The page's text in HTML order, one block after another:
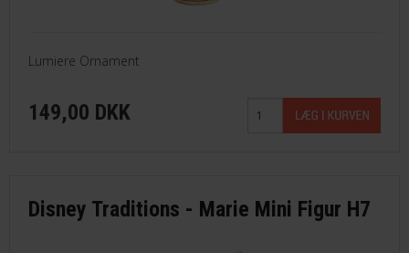
Lumiere Ornament
149,00 DKK
Disney Traditions - Marie Mini Figur H7